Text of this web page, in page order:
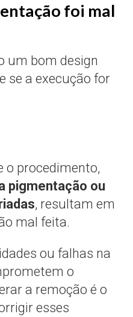
foi mal
um bom design
se a execução for
o procedimento,
pigmentação ou
, resultam em
mal feita.
ou falhas na
o
a remoção é o
esses